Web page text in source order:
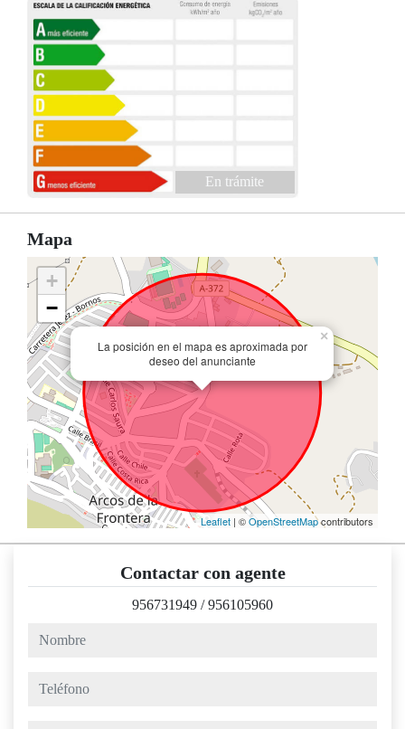
En trámite
Mapa
La posición en el mapa es aproximada por
deseo del anunciante
×
+
−
Leaflet | ©OpenStreetMapcontributors
Contactar con agente
956731949 /956105960
nombre
teléfono